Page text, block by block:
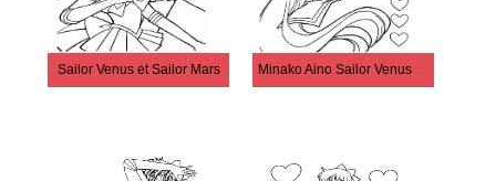
Sailor Venus et Sailor Mars Minako Aino Sailor Venus gratuite